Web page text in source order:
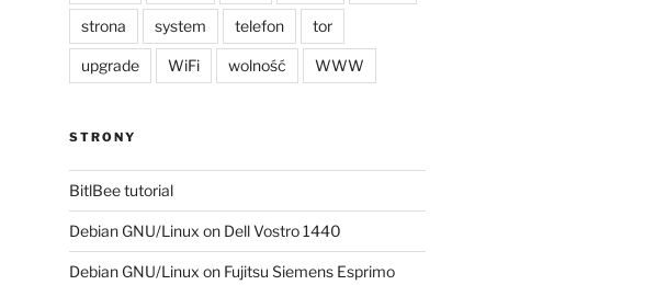
strona system telefon tor
upgrade WiFi wolność WWW
STRONY
BitlBee tutorial
Debian GNU/Linux on Dell Vostro 1440
Debian GNU/Linux on Fujitsu Siemens Esprimo